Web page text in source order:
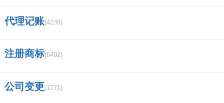
湖南道观最多的地方？
华泰证券手可以网上开两融吗？
代理记账(4239)
注册商标(6492)
公司变更(1771)